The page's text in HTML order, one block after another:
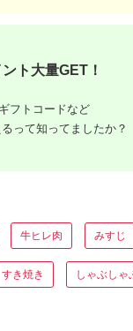
ト大量GET！
フトコードなど
って知ってましたか？
牛ヒレ肉 みすじ
すき焼き しゃぶしゃ